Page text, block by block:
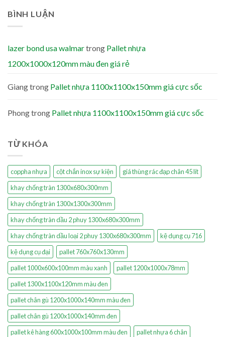
BÌNH LUẬN
lazer bond usa walmartrong Pallet nhựa
1200x1000x120mm màu đen giá rẻ
Giangtrong Pallet nhựa 1100x1100x150mm giá cực sốc
Phongtrong Pallet nhựa 1100x1100x150mm giá cực sốc
TỪ KHÓA
coppha nhựa cột chắn inox sự kiện
giá thùng rác đạp chân 45 lít
khay chống tràn 1300x680x300mm
khay chống tràn 1300x1300x300mm
khay chống tràn dầu 2 phuy 1300x680x300mm
khay chống tràn dầu loại 2 phuy 1300x680x300mm
kệ dụng cụ 716
kệ dụng cụ đại
pallet 760x760x130mm
pallet 1000x600x100mm màu xanh
pallet 1200x1000x78mm
pallet 1300x1100x120mm màu đen
pallet chân gù 1200x1000x140mm màu đen
pallet chân gù 1200x1000x140mm đen
pallet kê hàng 600x1000x100mm màu đen
pallet nhựa 6 chân